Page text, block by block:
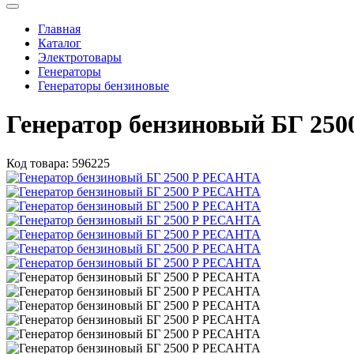
Главная
Каталог
Электротовары
Генераторы
Генераторы бензиновые
Генератор бензиновый БГ
Код товара: 596225